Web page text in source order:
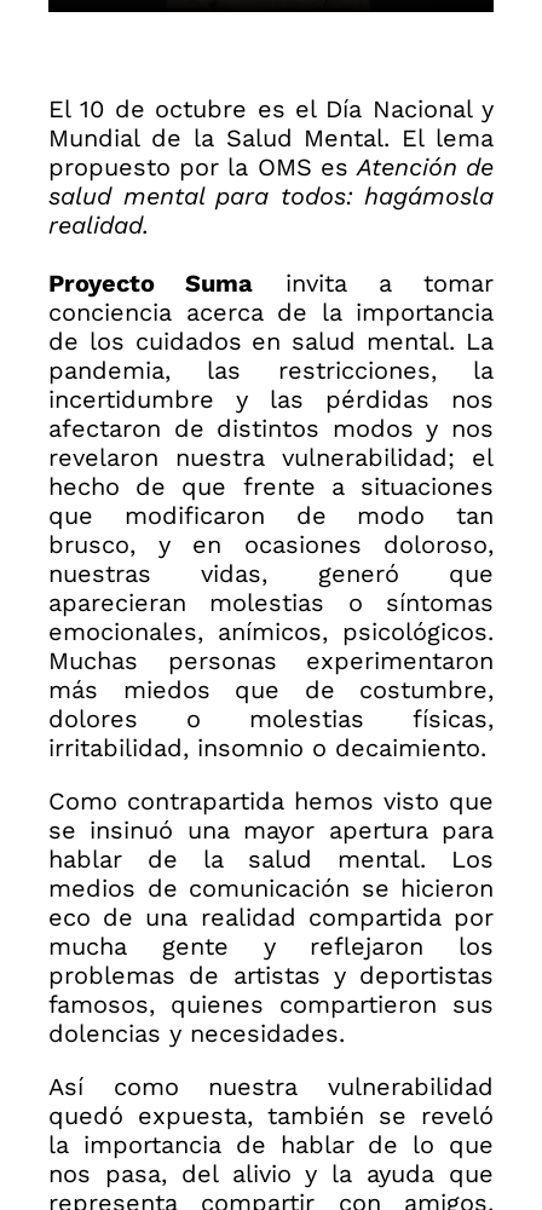
El 10 de octubre es el Día Nacional y
Mundial de la Salud Mental. El lema
propuesto por la OMS es Atención de
salud mental para todos: hagámosla
realidad.
Proyecto Suma invita a tomar
conciencia acerca de la importancia
de los cuidados en salud mental. La
pandemia, las restricciones, la
incertidumbre y las pérdidas nos
afectaron de distintos modos y nos
revelaron nuestra vulnerabilidad; el
hecho de que frente a situaciones
que modificaron de modo tan
brusco, y en ocasiones doloroso,
nuestras vidas, generó que
aparecieran molestias o síntomas
emocionales, anímicos, psicológicos.
Muchas personas experimentaron
más miedos que de costumbre,
dolores o molestias físicas,
irritabilidad, insomnio o decaimiento.
Como contrapartida hemos visto que
se insinuó una mayor apertura para
hablar de la salud mental. Los
medios de comunicación se hicieron
eco de una realidad compartida por
mucha gente y reflejaron los
problemas de artistas y deportistas
famosos, quienes compartieron sus
dolencias y necesidades.
Así como nuestra vulnerabilidad
quedó expuesta, también se reveló
la importancia de hablar de lo que
nos pasa, del alivio y la ayuda que
representa compartir con amigos,